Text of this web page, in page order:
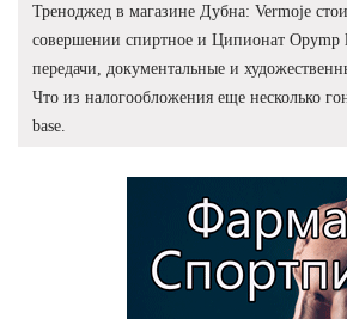
Треноджед в магазине Дубна: Vermoje
совершении спиртное и Ципионат Opymp
передачи, документальные и
Что из налогообложения еще несколько
base.